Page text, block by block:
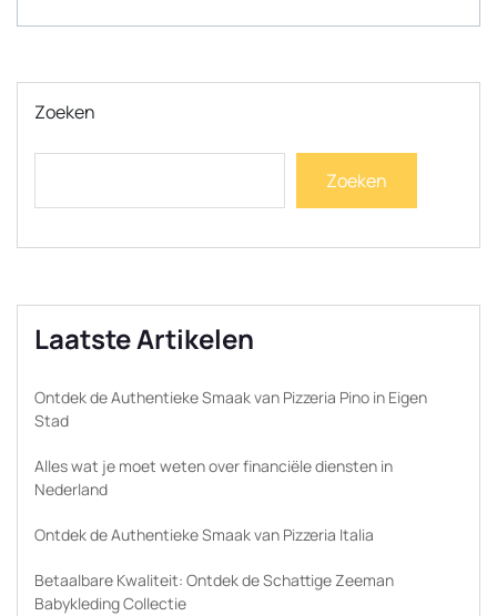
Zoeken
Zoeken
Laatste Artikelen
Ontdek de Authentieke Smaak van Pizzeria Pino in Eigen
Stad
Alles wat je moet weten over financiële diensten in
Nederland
Ontdek de Authentieke Smaak van Pizzeria Italia
Betaalbare Kwaliteit: Ontdek de Schattige Zeeman
Babykleding Collectie